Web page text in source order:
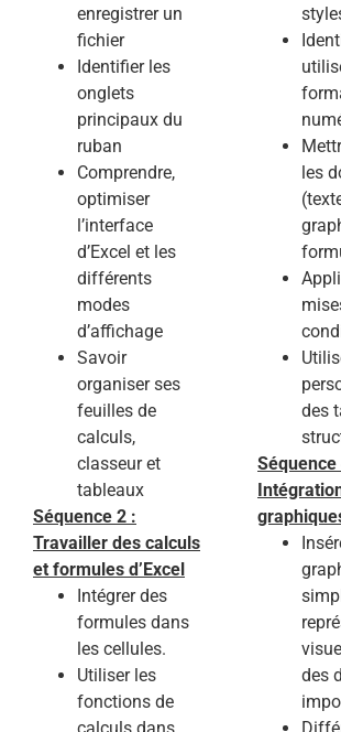
enregistrer un
fichier
Identifier les
onglets
principaux du
ruban
Comprendre,
optimiser
l’interface
d’Excel et les
différents
modes
d’affichage
Savoir
organiser ses
feuilles de
calculs,
classeur et
tableaux
Séquence 2 :
Travailler des calculs
et formules d’Excel
Intégrer des
formules dans
les cellules.
Utiliser les
fonctions de
les
des
Séquence
des